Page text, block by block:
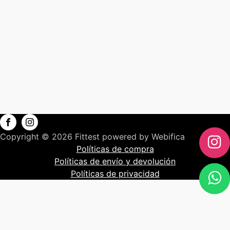
Copyright © 2026 Fittest powered by Webifica
Políticas de compra
Políticas de envío y devolución
Políticas de privacidad